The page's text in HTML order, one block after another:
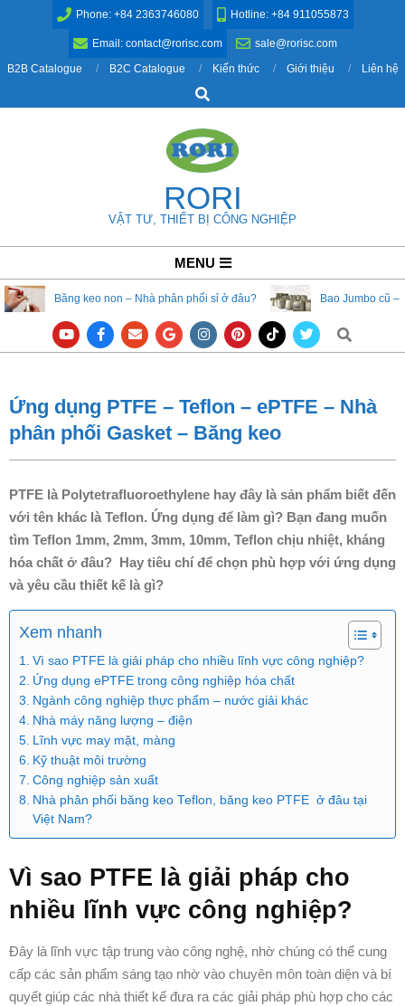
Phone: +84 2363746080 Hotline: +84 911055873
Email: contact@rorisc.com
sale@rorisc.com
B2B Catalogue
B2C Catalogue Kiến thức Giới thiệu
Liên hệ
Search
RORI
VẬT TƯ, THIẾT BỊ CÔNG NGHIỆP
Navigation
Menu
MENU
Băng keo non – Nhà phân phối sỉ ở đâu? Bao Jumbo cũ –
Search
Ứng dụng PTFE – Teflon – ePTFE – Nhà
phân phối Gasket – Băng keo
PTFE là Polytetrafluoroethylene hay đây là sản phẩm biết đến
với tên khác là Teflon. Ứng dụng để làm gì? Bạn đang muốn
tìm Teflon 1mm, 2mm, 3mm, 10mm, Teflon chịu nhiệt, kháng
hóa chất ở đâu? Hay tiêu chí để chọn phù hợp với ứng dụng
và yêu cầu thiết kế là gì?
Xem nhanh
Vì sao PTFE là giải pháp cho nhiều lĩnh vực công nghiệp?
Ứng dụng ePTFE trong công nghiệp hóa chất
Ngành công nghiệp thực phẩm – nước giải khác
Nhà máy năng lượng – điện
Lĩnh vực may mặt, màng
Kỹ thuật môi trường
Công nghiệp sản xuất
Nhà phân phối băng keo Teflon, băng keo PTFE ở đâu tại
Việt Nam?
Vì sao PTFE là giải pháp cho
nhiều lĩnh vực công nghiệp?
Đây là lĩnh vực tập trung vào công nghệ, nhờ chúng có thể cung
cấp các sản phẩm sáng tạo nhờ vào chuyên môn toàn diện và bí
quyết giúp các nhà thiết kế đưa ra các giải pháp phù hợp cho các